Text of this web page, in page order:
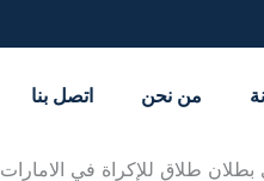
من نحن اتصل بنا
طلاق للإكراة في الامارات